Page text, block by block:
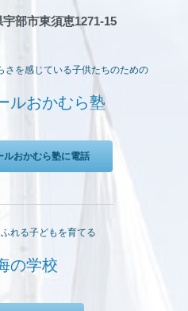
部市東須恵1271-15
さを感じている子供たちのための
ルおかむら塾
ルおかむら塾に電話
れる子どもを育てる
の学校